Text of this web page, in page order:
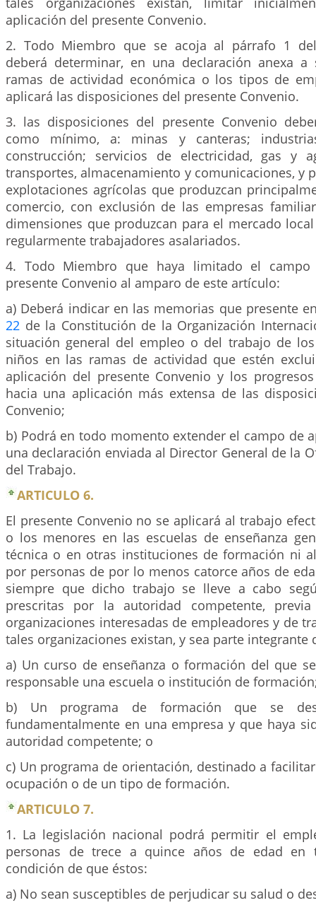
aplicación del presente Convenio.
2. Todo Miembro que se acoja al párrafo 1
deberá determinar, en una declaración anexa a
ramas de actividad económica o los tipos de
aplicará las disposiciones del presente Convenio.
3. las disposiciones del presente Convenio
como mínimo, a: minas y canteras;
construcción; servicios de electricidad, gas y
transportes, almacenamiento y comunicaciones, y
explotaciones agrícolas que produzcan
comercio, con exclusión de las empresas
dimensiones que produzcan para el mercado
regularmente trabajadores asalariados.
4. Todo Miembro que haya limitado el
presente Convenio al amparo de este artículo:
a) Deberá indicar en las memorias que presente
22 de la Constitución de la Organización
situación general del empleo o del trabajo de
niños en las ramas de actividad que estén
aplicación del presente Convenio y los
hacia una aplicación más extensa de las
Convenio;
b) Podrá en todo momento extender el campo de
una declaración enviada al Director General de la
del Trabajo.
ARTICULO 6.
El presente Convenio no se aplicará al trabajo
o los menores en las escuelas de enseñanza
técnica o en otras instituciones de formación ni
por personas de por lo menos catorce años de
siempre que dicho trabajo se lleve a cabo
prescritas por la autoridad competente,
organizaciones interesadas de empleadores y de
tales organizaciones existan, y sea parte integrante
a) Un curso de enseñanza o formación del que
responsable una escuela o institución de
b) Un programa de formación que se
fundamentalmente en una empresa y que haya
autoridad competente; o
c) Un programa de orientación, destinado a
ocupación o de un tipo de formación.
ARTICULO 7.
1. La legislación nacional podrá permitir el
personas de trece a quince años de edad en
condición de que éstos:
a) No sean susceptibles de perjudicar su salud o